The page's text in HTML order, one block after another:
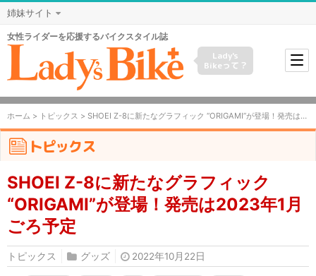
姉妹サイト
女性ライダーを応援するバイクスタイル誌
Lady's
Bikeって？
ホーム > トピックス > SHOEI Z-8に新たなグラフィック “ORIGAMI”が登場！発売は2023年1月ごろ予定
トピックス
SHOEI Z-8に新たなグラフィック
“ORIGAMI”が登場！発売は2023年1月
ごろ予定
トピックス グッズ 2022年10月22日